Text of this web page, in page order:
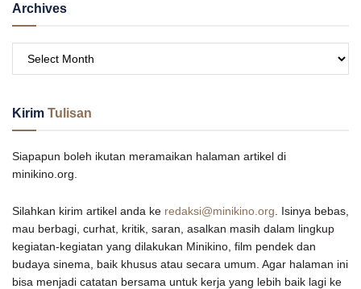
Archives
Kirim Tulisan
Siapapun boleh ikutan meramaikan halaman artikel di
minikino.org.
Silahkan kirim artikel anda ke redaksi@minikino.org . Isinya bebas,
mau berbagi, curhat, kritik, saran, asalkan masih dalam lingkup
kegiatan-kegiatan yang dilakukan Minikino, film pendek dan
budaya sinema, baik khusus atau secara umum. Agar halaman ini
bisa menjadi catatan bersama untuk kerja yang lebih baik lagi ke